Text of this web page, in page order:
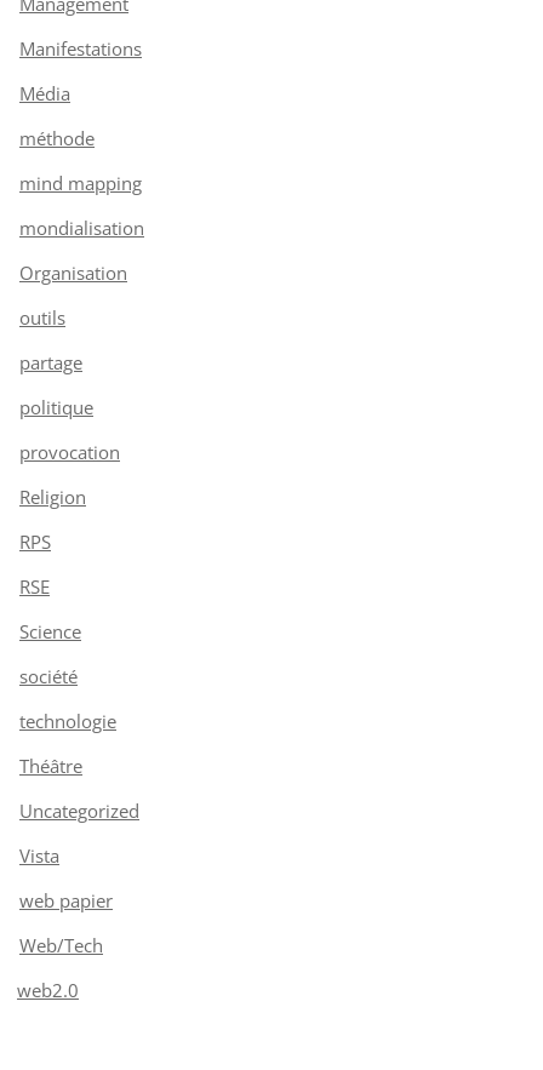
Manifestations
Média
méthode
mind mapping
mondialisation
Organisation
outils
partage
politique
provocation
Religion
RPS
RSE
Science
société
technologie
Théâtre
Uncategorized
Vista
web papier
Web/Tech
web2.0